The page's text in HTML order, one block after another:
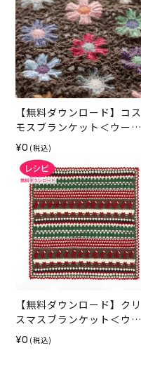
【無料ダウンロード】コス
モスブランケット＜ウール
キュート＞（レシピ）
¥0 (税込)
【無料ダウンロード】クリ
スマスブランケット＜ウー
ルキュート＞（レシピ）
¥0 (税込)